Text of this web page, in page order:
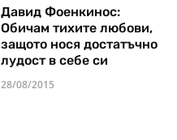
Давид Фоенкинос:
Обичам тихите любови,
защото нося достатъчно
лудост в себе си
28/08/2015